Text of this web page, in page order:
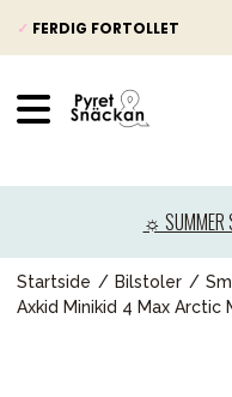
✓ FERDIG FORTOLLET
☼ SUMMER
Startside Bilstoler
Axkid Minikid 4 Max Arctic